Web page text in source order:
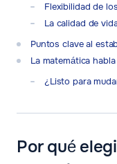
Flexibilidad de
La calidad de
Puntos clave al
La matemática
¿Listo para
Por qué